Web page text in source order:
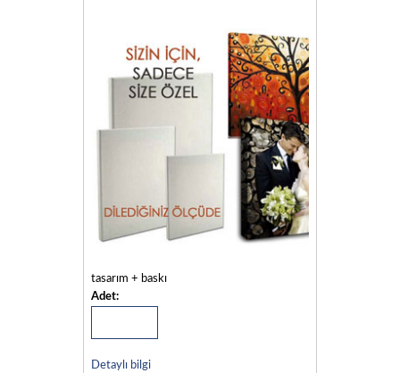
tasarım + baskı
Adet:
Detaylı bilgi